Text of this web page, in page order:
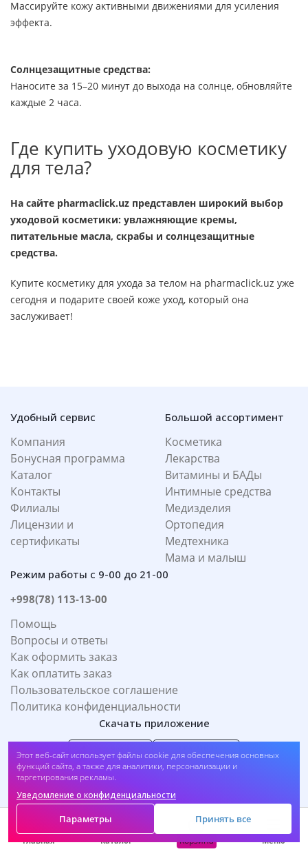
Этот веб-сайт использует файлы cookie для обеспечения основных
функций сайта, а также для аналитики, персонализации и
таргетирования рекламы.
Уведомление о конфиденциальности
Параметры Принять все
Массируйте кожу активными движениями для усиления
эффекта.
Солнцезащитные средства:
Наносите за 15–20 минут до выхода на солнце, обновляйте
каждые 2 часа.
Где купить уходовую косметику
для тела?
На сайте pharmaclick.uz представлен широкий выбор
уходовой косметики: увлажняющие кремы,
питательные масла, скрабы и солнцезащитные
средства.
Купите косметику для ухода за телом на pharmaclick.uz уже
сегодня и подарите своей коже уход, который она
заслуживает!
Удобный сервис
Компания
Бонусная программа
Каталог
Контакты
Филиалы
Лицензии и
сертификаты
Большой ассортимент
Косметика
Лекарства
Витамины и БАДы
Интимные средства
Медизделия
Ортопедия
Медтехника
Мама и малыш
Режим работы с 9-00 до 21-00
+998(78) 113-13-00
Помощь
Вопросы и ответы
Как оформить заказ
Как оплатить заказ
Пользовательское соглашение
Политика конфиденциальности
Скачать приложение
2026 © PharmaClick
Все права защищены.
Главная Каталог Корзина Меню